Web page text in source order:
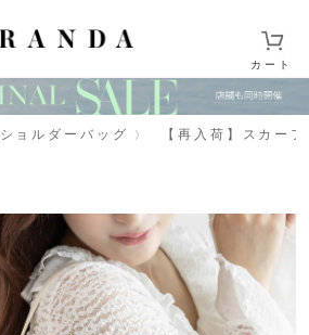
カート
ショルダーバッグ 【再入荷】スカー